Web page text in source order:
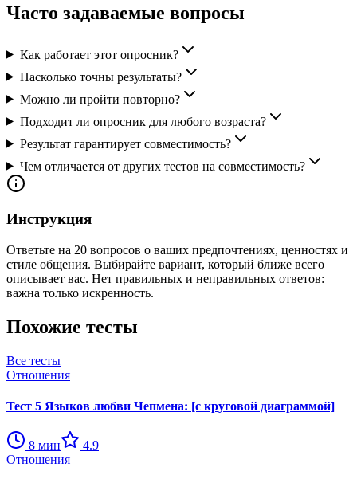
Часто задаваемые вопросы
Как работает этот опросник?
Насколько точны результаты?
Можно ли пройти повторно?
Подходит ли опросник для любого возраста?
Результат гарантирует совместимость?
Чем отличается от других тестов на совместимость?
Инструкция
Ответьте на 20 вопросов о ваших предпочтениях, ценностях и
стиле общения. Выбирайте вариант, который ближе всего
описывает вас. Нет правильных и неправильных ответов:
важна только искренность.
Похожие тесты
Все тесты
Отношения
Тест 5 Языков любви Чепмена: [с круговой диаграммой]
8 мин
4.9
Отношения